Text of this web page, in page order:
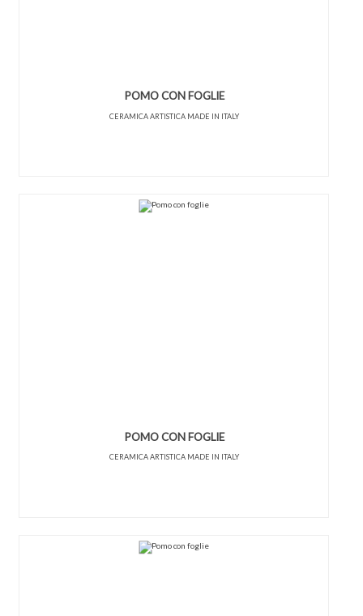
POMO CON FOGLIE
CERAMICA ARTISTICA MADE IN ITALY
POMO CON FOGLIE
CERAMICA ARTISTICA MADE IN ITALY